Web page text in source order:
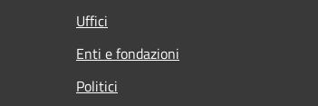
Uffici
Enti e fondazioni
Politici